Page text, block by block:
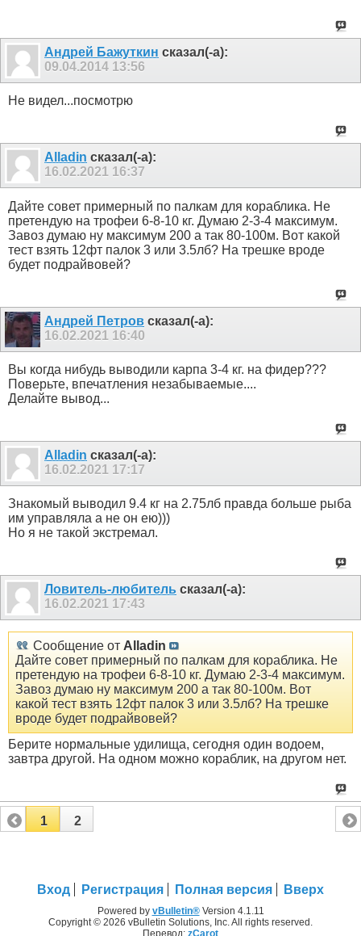
Aндрей Бажуткин сказал(-а):
09.04.2014 13:56
Не видел...посмотрю
Alladin сказал(-а):
16.02.2021 16:37
Дайте совет примерный по палкам для кораблика. Не
претендую на трофеи 6-8-10 кг. Думаю 2-3-4 максимум.
Завоз думаю ну максимум 200 а так 80-100м. Вот какой
тест взять 12фт палок 3 или 3.5лб? На трешке вроде
будет подрайвовей?
Андрей Петров сказал(-а):
16.02.2021 16:40
Вы когда нибудь выводили карпа 3-4 кг. на фидер???
Поверьте, впечатления незабываемые....
Делайте вывод...
Alladin сказал(-а):
16.02.2021 17:17
Знакомый выводил 9.4 кг на 2.75лб правда больше рыба
им управляла а не он ею)))
Но я не такой экстремал.
Ловитель-любитель сказал(-а):
16.02.2021 17:43
Сообщение от Alladin
Дайте совет примерный по палкам для кораблика. Не
претендую на трофеи 6-8-10 кг. Думаю 2-3-4 максимум.
Завоз думаю ну максимум 200 а так 80-100м. Вот
какой тест взять 12фт палок 3 или 3.5лб? На трешке
вроде будет подрайвовей?
Берите нормальные удилища, сегодня один водоем,
завтра другой. На одном можно кораблик, на другом нет.
1 2
Вход Регистрация Полная версия Вверх
Powered by vBulletin®Version 4.1.11
Copyright © 2026 vBulletin Solutions, Inc. All rights reserved.
Перевод: zCarot